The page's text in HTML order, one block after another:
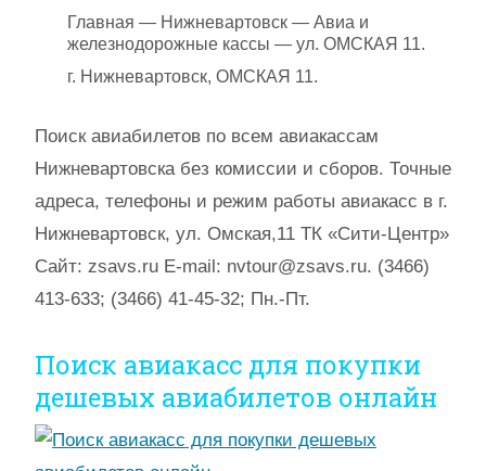
Главная — Нижневартовск — Авиа и
железнодорожные кассы — ул. ОМСКАЯ 11.
г. Нижневартовск, ОМСКАЯ 11.
Поиск авиабилетов по всем авиакассам
Нижневартовска без комиссии и сборов. Точные
адреса, телефоны и режим работы авиакасс в г.
Нижневартовск, ул. Омская,11 ТК «Сити-Центр»
Сайт: zsavs.ru E-mail: nvtour@zsavs.ru. (3466)
413-633; (3466) 41-45-32; Пн.-Пт.
Поиск авиакасс для покупки
дешевых авиабилетов онлайн